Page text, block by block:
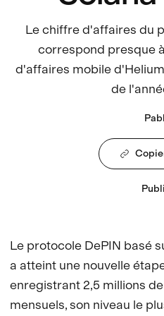
Le chiffre d'affaires du
correspond presque
d'affaires mobile
de
Le protocole DePIN basé
a atteint une nouvelle
enregistrant 2,5 millions
mensuels, son niveau le